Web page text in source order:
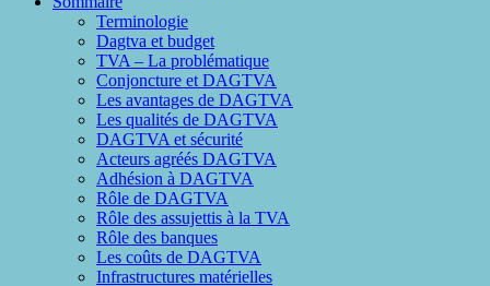
Terminologie
Dagtva et budget
TVA – La problématique
Conjoncture et DAGTVA
Les avantages de DAGTVA
Les qualités de DAGTVA
DAGTVA et sécurité
Acteurs agréés DAGTVA
Adhésion à DAGTVA
Rôle de DAGTVA
Rôle des assujettis à la TVA
Rôle des banques
Les coûts de DAGTVA
Infrastructures matérielles